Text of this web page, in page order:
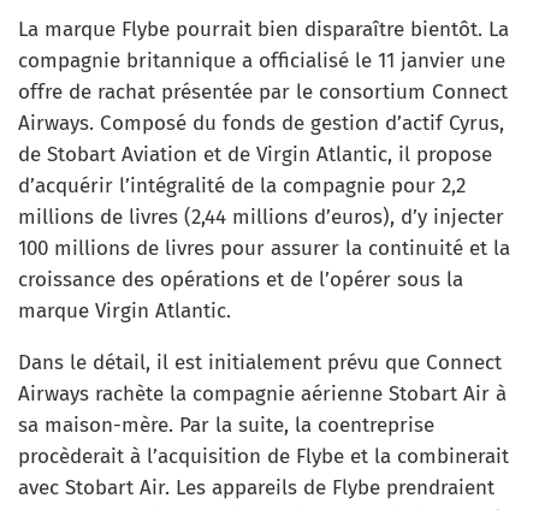
La marque Flybe pourrait bien disparaître bientôt. La
compagnie britannique a officialisé le 11 janvier une
offre de rachat présentée par le consortium Connect
Airways. Composé du fonds de gestion d’actif Cyrus,
de Stobart Aviation et de Virgin Atlantic, il propose
d’acquérir l’intégralité de la compagnie pour 2,2
millions de livres (2,44 millions d’euros), d’y injecter
100 millions de livres pour assurer la continuité et la
croissance des opérations et de l’opérer sous la
marque Virgin Atlantic.
Dans le détail, il est initialement prévu que Connect
Airways rachète la compagnie aérienne Stobart Air à
sa maison-mère. Par la suite, la coentreprise
procèderait à l’acquisition de Flybe et la combinerait
avec Stobart Air. Les appareils de Flybe prendraient